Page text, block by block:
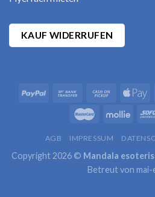
KAUF WIDERRUFEN
AGB IMPRESSUM
Copyright 2026 © Mandala
Betreut von mai-